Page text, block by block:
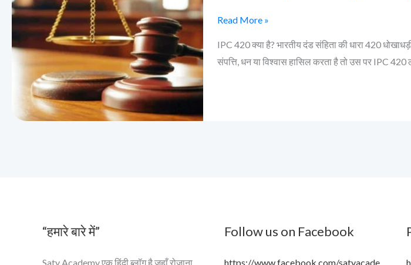
का
Read More »
IPC 420 क्या है? भारतीय दंड संहिता की धारा 420
संपत्ति, धन या विश्वास हासिल करता है तो उस पर IPC
“हमारे बारे में”
Saty Academy एक हिंदी ब्लॉग है जहाँ रोज़ाना
Follow us on Facebook
https://www.facebook.com/satyacade